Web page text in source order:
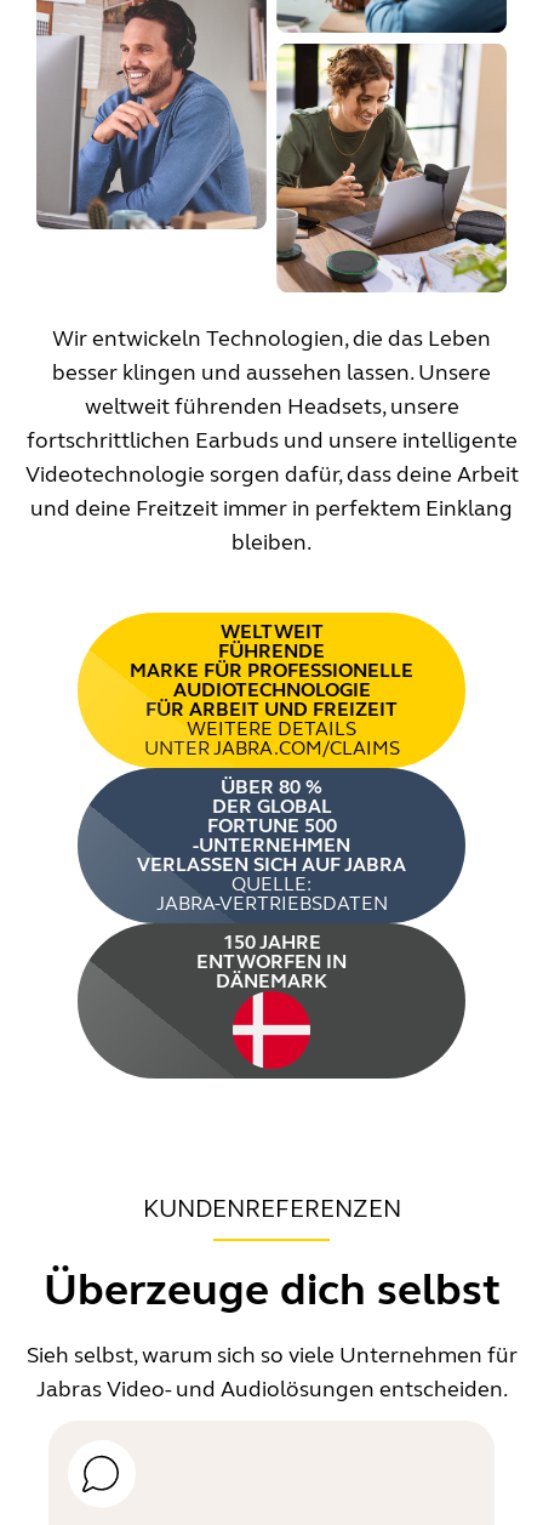
Wir entwickeln Technologien, die das Leben
besser klingen und aussehen lassen. Unsere
weltweit führenden Headsets, unsere
fortschrittlichen Earbuds und unsere intelligente
Videotechnologie sorgen dafür, dass deine Arbeit
und deine Freitzeit immer in perfektem Einklang
bleiben.
WELTWEIT
FÜHRENDE
MARKE FÜR PROFESSIONELLE
AUDIOTECHNOLOGIE
FÜR ARBEIT UND FREIZEIT
WEITERE DETAILS
UNTER JABRA.COM/CLAIMS
ÜBER 80 %
DER GLOBAL
FORTUNE 500
-UNTERNEHMEN
VERLASSEN SICH AUF JABRA
QUELLE:
JABRA-VERTRIEBSDATEN
150 JAHRE
ENTWORFEN IN
DÄNEMARK
KUNDENREFERENZEN
Überzeuge dich selbst
Sieh selbst, warum sich so viele Unternehmen für
Jabras Video- und Audiolösungen entscheiden.